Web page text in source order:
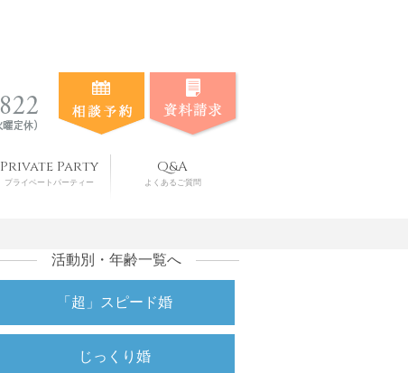
Private Party
プライベートパーティー
Q&A
よくあるご質問
活動別・年齢一覧へ
「超」スピード婚
じっくり婚